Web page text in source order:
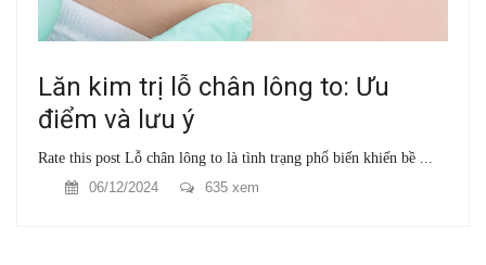
Lăn kim trị lỗ chân lông to: Ưu
điểm và lưu ý
Rate this post Lỗ chân lông to là tình trạng phổ biến khiến bề ...
06/12/2024
635 xem